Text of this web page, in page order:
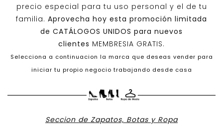
precio especial para tu uso personal y el de tu
familia. Aprovecha hoy esta promoción limitada
de CATÁLOGOS UNIDOS para nuevos
clientes MEMBRESIA GRATIS.
Selecciona a continuacion la marca que deseas vender para
iniciar tu propio negocio trabajando desde casa
Seccion de Zapatos, Botas y Ropa